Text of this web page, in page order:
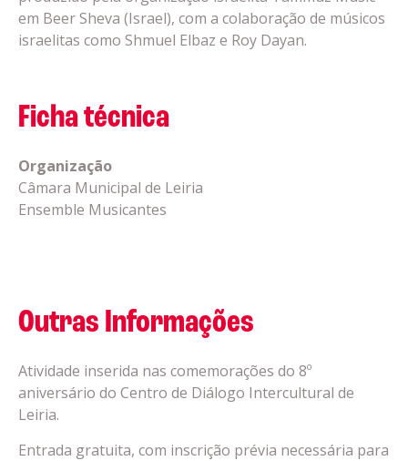
em Beer Sheva (Israel), com a colaboração de músicos
israelitas como Shmuel Elbaz e Roy Dayan.
Ficha técnica
Organização
Câmara Municipal de Leiria
Ensemble Musicantes
Outras Informações
Atividade inserida nas comemorações do 8º
aniversário do Centro de Diálogo Intercultural de
Leiria.
Entrada gratuita, com inscrição prévia necessária para